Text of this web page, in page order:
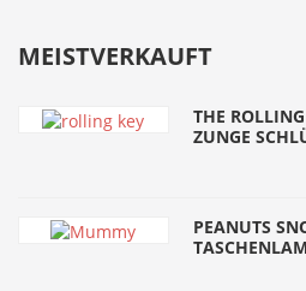
MEISTVERKAUFT
THE
ZUNGE
PEANUTS